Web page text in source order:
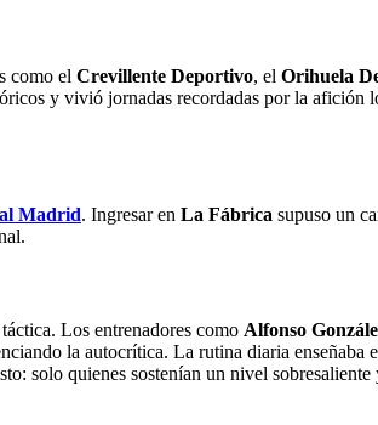
como el Crevillente Deportivo, el Orihuela
y vivió jornadas recordadas por la afición
Madrid. Ingresar en La Fábrica supuso un
Los entrenadores como Alfonso
la autocrítica. La rutina diaria enseñaba
solo quienes sostenían un nivel